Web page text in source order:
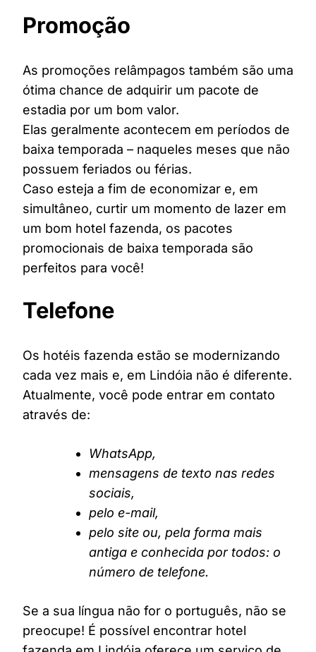
Promoção
As promoções relâmpagos também são uma
ótima chance de adquirir um pacote de
estadia por um bom valor.
Elas geralmente acontecem em períodos de
baixa temporada – naqueles meses que não
possuem feriados ou férias.
Caso esteja a fim de economizar e, em
simultâneo, curtir um momento de lazer em
um bom hotel fazenda, os pacotes
promocionais de baixa temporada são
perfeitos para você!
Telefone
Os hotéis fazenda estão se modernizando
cada vez mais e, em Lindóia não é diferente.
Atualmente, você pode entrar em contato
através de:
WhatsApp,
mensagens de texto nas redes
sociais,
pelo e-mail,
pelo site ou, pela forma mais
antiga e conhecida por todos: o
número de telefone.
Se a sua língua não for o português, não se
preocupe! É possível encontrar hotel